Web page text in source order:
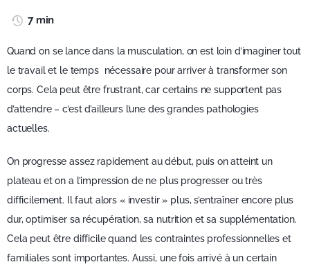
7 min
Quand on se lance dans la musculation, on est loin d’imaginer tout
le travail et le temps nécessaire pour arriver à transformer son
corps. Cela peut être frustrant, car certains ne supportent pas
d’attendre – c’est d’ailleurs l’une des grandes pathologies
actuelles.
On progresse assez rapidement au début, puis on atteint un
plateau et on a l’impression de ne plus progresser ou très
difficilement. Il faut alors « investir » plus, s’entraîner encore plus
dur, optimiser sa récupération, sa nutrition et sa supplémentation.
Cela peut être difficile quand les contraintes professionnelles et
familiales sont importantes. Aussi, une fois arrivé à un certain